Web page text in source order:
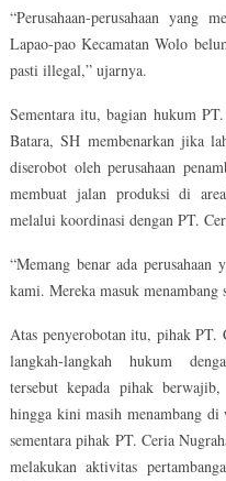
“Perusahaan-perusahaan yang
Lapao-pao Kecamatan Wolo
pasti illegal,” ujarnya.
Sementara itu, bagian hukum
Batara, SH membenarkan jika
diserobot oleh perusahaan
membuat jalan produksi di
melalui koordinasi dengan PT.
“Memang benar ada
kami. Mereka masuk menambang
Atas penyerobotan itu, pihak PT.
langkah-langkah hukum
tersebut kepada pihak berwajib,
hingga kini masih menambang
sementara pihak PT. Ceria
melakukan aktivitas